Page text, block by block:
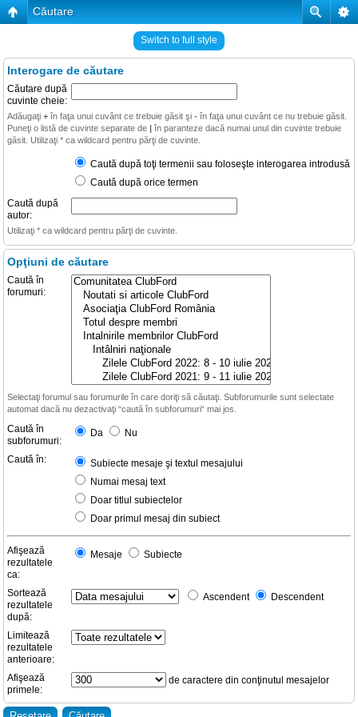
Căutare
Switch to full style
Interogare de căutare
Căutare după
cuvinte cheie:
Adăugaţi + în faţa unui cuvânt ce trebuie găsit şi - în faţa unui cuvânt ce nu trebuie găsit.
Puneţi o listă de cuvinte separate de | în paranteze dacă numai unul din cuvinte trebuie
găsit. Utilizaţi * ca wildcard pentru părţi de cuvinte.
Caută după toţi termenii sau foloseşte interogarea introdusă
Caută după orice termen
Caută după
autor:
Utilizaţi * ca wildcard pentru părţi de cuvinte.
Opţiuni de căutare
Caută în
forumuri:
Selectaţi forumul sau forumurile în care doriţi să căutaţi. Subforumurile sunt selectate
automat dacă nu dezactivaţi “caută în subforumuri“ mai jos.
Caută în
subforumuri:
Da Nu
Caută în:
Subiecte mesaje şi textul mesajului
Numai mesaj text
Doar titlul subiectelor
Doar primul mesaj din subiect
Afişează
rezultatele
ca:
Mesaje Subiecte
Sortează
rezultatele
după:
Ascendent Descendent
Limitează
rezultatele
anterioare:
Afişează
primele:
de caractere din conţinutul mesajelor